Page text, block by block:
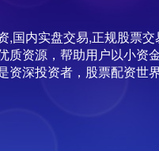
,国内实盘交易,正规股票
质资源，帮助用户以小资
资深投资者，股票配资世